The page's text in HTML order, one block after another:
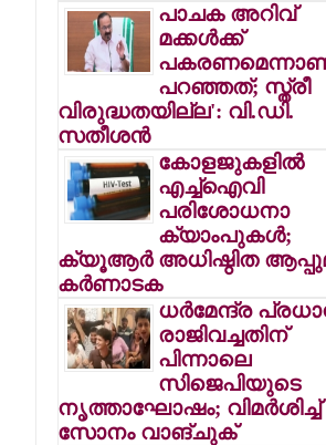
പാചക അറിവ്
മക്കള്‍ക്ക്
പറഞ്ഞത്; സ്ത്രീ
വിരുദ്ധതയില്ല': വി.ഡി.
സതീശന്‍
കോളജുകളില്‍
എച്ച്ഐവി
പരിശോധനാ
ക്യാംപുകള്‍;
ക്യൂആര്‍ അധിഷ്ഠിത
കര്‍ണാടക
ധര്‍മേന്ദ്ര
രാജിവച്ചതിന്
പിന്നാലെ
സിജെപിയുടെ
നൃത്താഘോഷം; വിമര്‍ശിച്ച്
സോനം വാങ്ചുക്